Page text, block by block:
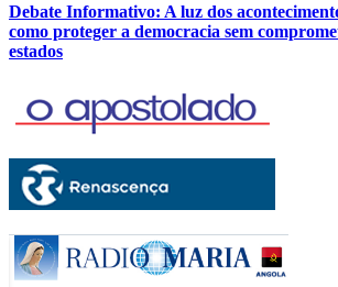
Debate Informativo: A luz dos
como proteger a democracia sem
estados